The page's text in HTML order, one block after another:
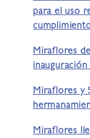
para el uso
Miraflores
Miraflores y
Miraflores